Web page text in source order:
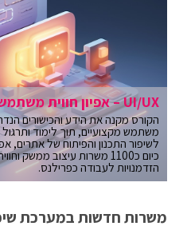
UI/UX – אפיון חווית משתמש
הקורס מקנה את הידע והכישורים
משתמש מקצועיים, תוך לימוד
לשיפור התכנון והפיתוח של אתרים,
כיום כ1100 משרות עיצוב
הזדמנויות לעבודה כפרילנס.
משרות חדשות במערכת